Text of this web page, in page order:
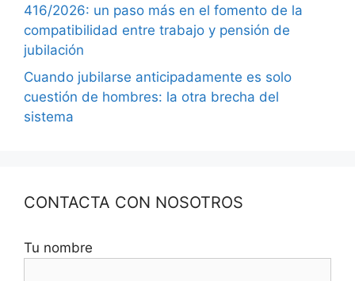
416/2026: un paso más en el fomento de la
compatibilidad entre trabajo y pensión de
jubilación
Cuando jubilarse anticipadamente es solo
cuestión de hombres: la otra brecha del
sistema
CONTACTA CON NOSOTROS
Tu nombre